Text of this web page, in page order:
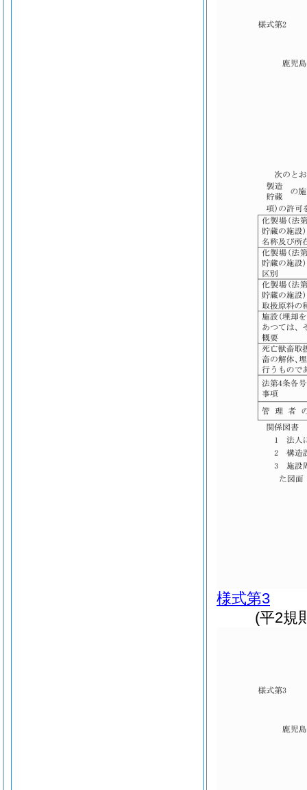
様式第3
(平2規